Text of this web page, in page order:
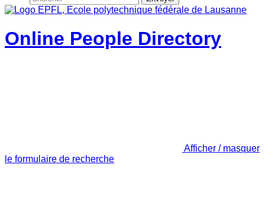
Online People Directory
Afficher / masquer
le formulaire de recherche